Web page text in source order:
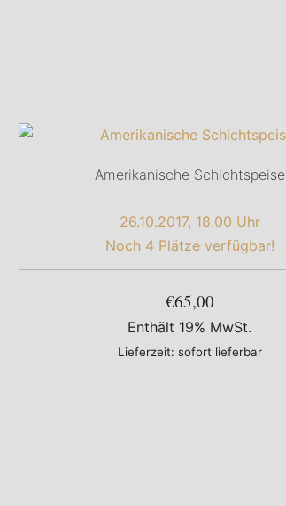
Amerikanische Schichtspeise
26.10.2017, 18.00 Uhr
Noch 4 Plätze verfügbar!
€65,00
Enthält 19% MwSt.
Lieferzeit: sofort lieferbar